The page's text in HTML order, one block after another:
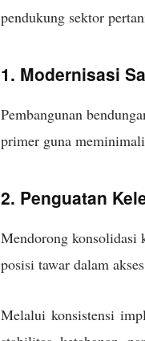
pendukung sektor
1. Modernisasi
Pembangunan
primer guna
2. Penguatan
Mendorong konsolidasi
posisi tawar dalam
Melalui konsistensi